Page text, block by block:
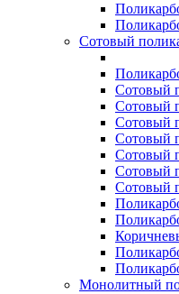
Сотовый
Сотовый
Сотовый
Сотовый
Сотовый
Сотовый
Сотовый
Сотовый
Монолитный